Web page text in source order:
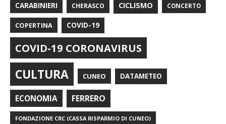
CARABINIERI CHERASCO CICLISMO CONCERTO
COPERTINA COVID-19
COVID-19 CORONAVIRUS
CULTURA CUNEO DATAMETEO
ECONOMIA FERRERO
FONDAZIONE CRC (CASSA RISPARMIO DI CUNEO)